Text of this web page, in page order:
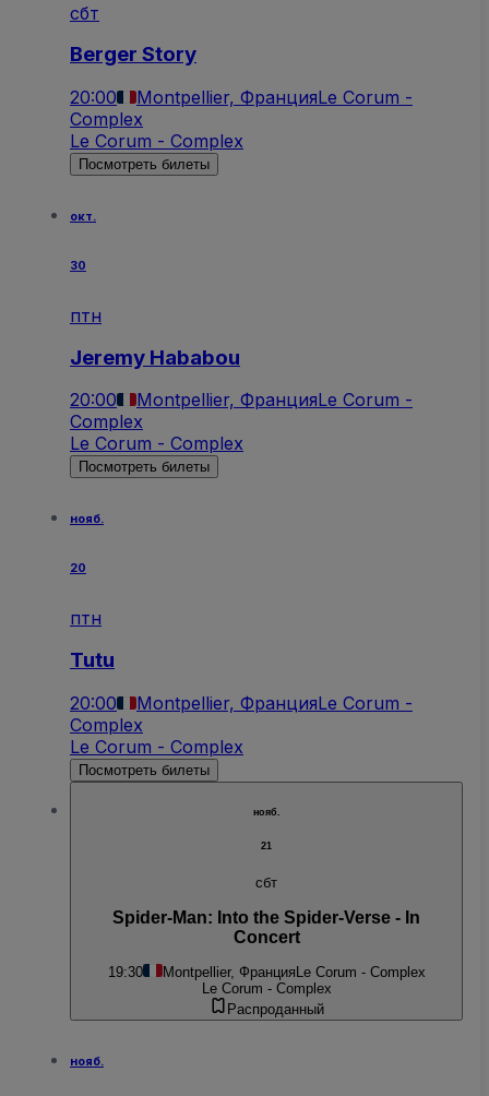
сбт
Berger Story
20:00 Montpellier, ФранцияLe Corum -
Complex
Le Corum - Complex
Посмотреть билеты
окт.
30
птн
Jeremy Hababou
20:00 Montpellier, ФранцияLe Corum -
Complex
Le Corum - Complex
Посмотреть билеты
нояб.
20
птн
Tutu
20:00 Montpellier, ФранцияLe Corum -
Complex
Le Corum - Complex
Посмотреть билеты
нояб.
21
сбт
Spider-Man: Into the Spider-Verse - In
Concert
19:30 Montpellier, Франция Le Corum - Complex
Le Corum - Complex
Распроданный
нояб.